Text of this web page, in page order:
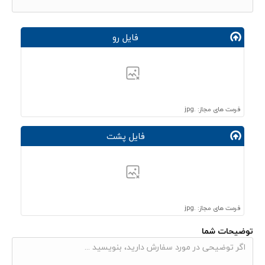
فایل رو
فرمت های مجاز: .jpg
فایل پشت
فرمت های مجاز: .jpg
توضیحات شما